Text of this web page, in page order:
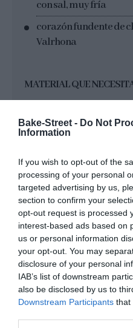
Bake-Street - Do Not
Information
If you wish to opt-out of the
processing of your personal
targeted advertising by us,
section to confirm your
opt-out request is processed
interest-based ads based on
us or personal information
your opt-out. You may
disclosure of your personal
IAB’s list of downstream
also be disclosed by us to
Downstream Participants that
con sal, muy fría
corazón fundente de
Valrhona
MATERIAL QUE
báscula digital
boles
bandeja perforada, la
teflón o silpat
manga pastelera
espátula de silicona
varillas
rejilla de enfriado